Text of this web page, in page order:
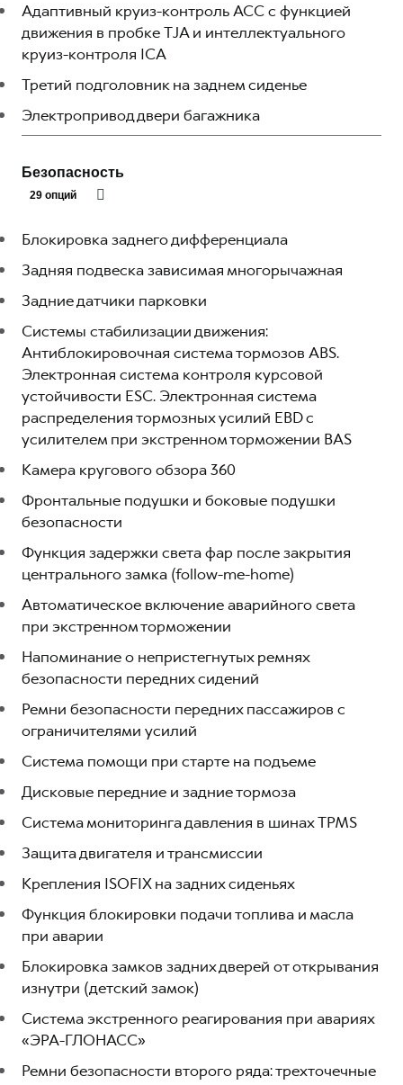
Адаптивный круиз-контроль ACC с функцией
движения в пробке TJA и интеллектуального
круиз-контроля ICA
Третий подголовник на заднем сиденье
Электропривод двери багажника
Безопасность
29 опций
Блокировка заднего дифференциала
Задняя подвеска зависимая многорычажная
Задние датчики парковки
Системы стабилизации движения:
Антиблокировочная система тормозов ABS.
Электронная система контроля курсовой
устойчивости ESC. Электронная система
распределения тормозных усилий EBD с
усилителем при экстренном торможении BAS
Камера кругового обзора 360
Фронтальные подушки и боковые подушки
безопасности
Функция задержки света фар после закрытия
центрального замка (follow-me-home)
Автоматическое включение аварийного света
при экстренном торможении
Напоминание о непристегнутых ремнях
безопасности передних сидений
Ремни безопасности передних пассажиров с
ограничителями усилий
Система помощи при старте на подъеме
Дисковые передние и задние тормоза
Система мониторинга давления в шинах TPMS
Защита двигателя и трансмиссии
Крепления ISOFIX на задних сиденьях
Функция блокировки подачи топлива и масла
при аварии
Блокировка замков задних дверей от открывания
изнутри (детский замок)
Система экстренного реагирования при авариях
«ЭРА-ГЛОНАСС»
Ремни безопасности второго ряда: трехточечные